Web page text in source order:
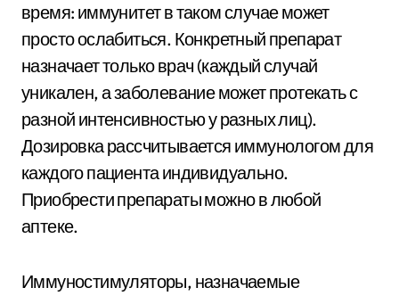
время: иммунитет в таком случае может
просто ослабиться. Конкретный препарат
назначает только врач (каждый случай
уникален, а заболевание может протекать с
разной интенсивностью у разных лиц).
Дозировка рассчитывается иммунологом для
каждого пациента индивидуально.
Приобрести препараты можно в любой
аптеке.
Иммуностимуляторы, назначаемые